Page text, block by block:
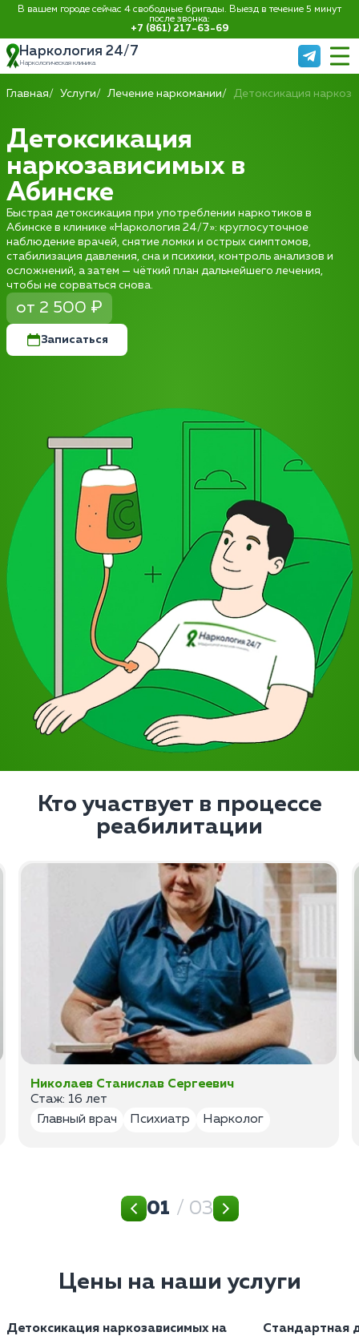
В вашем городе сейчас 4 свободные бригады. Выезд в течение 5 минут
после звонка:
+7 (861) 217-63-69
Наркология 24/7
Наркологическая клиника
Главная Услуги Лечение наркомании Детоксикация
Детоксикация
наркозависимых в
Абинске
Быстрая детоксикация при употреблении наркотиков в
Абинске в клинике «Наркология 24/7»: круглосуточное
наблюдение врачей, снятие ломки и острых симптомов,
стабилизация давления, сна и психики, контроль анализов и
осложнений, а затем — чёткий план дальнейшего лечения,
чтобы не сорваться снова.
от 2 500 ₽
Записаться
Кто участвует в процессе
реабилитации
Николаев Станислав Сергеевич
Стаж: 16 лет
Главный врач
Психиатр Нарколог
01 / 03
Цены на наши услуги
Детоксикация наркозависимых на
Стандартная